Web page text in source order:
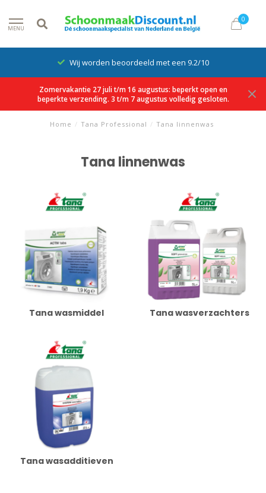
MENU
0
Wij worden beoordeeld met een 9.2/10
Zomervakantie 27 juli t/m 16 augustus: beperkt open en
beperkte verzending. 3 t/m 7 augustus volledig gesloten.
Home / Tana Professional / Tana linnenwas
Tana linnenwas
Tana wasmiddel Tana wasverzachters
Tana wasadditieven